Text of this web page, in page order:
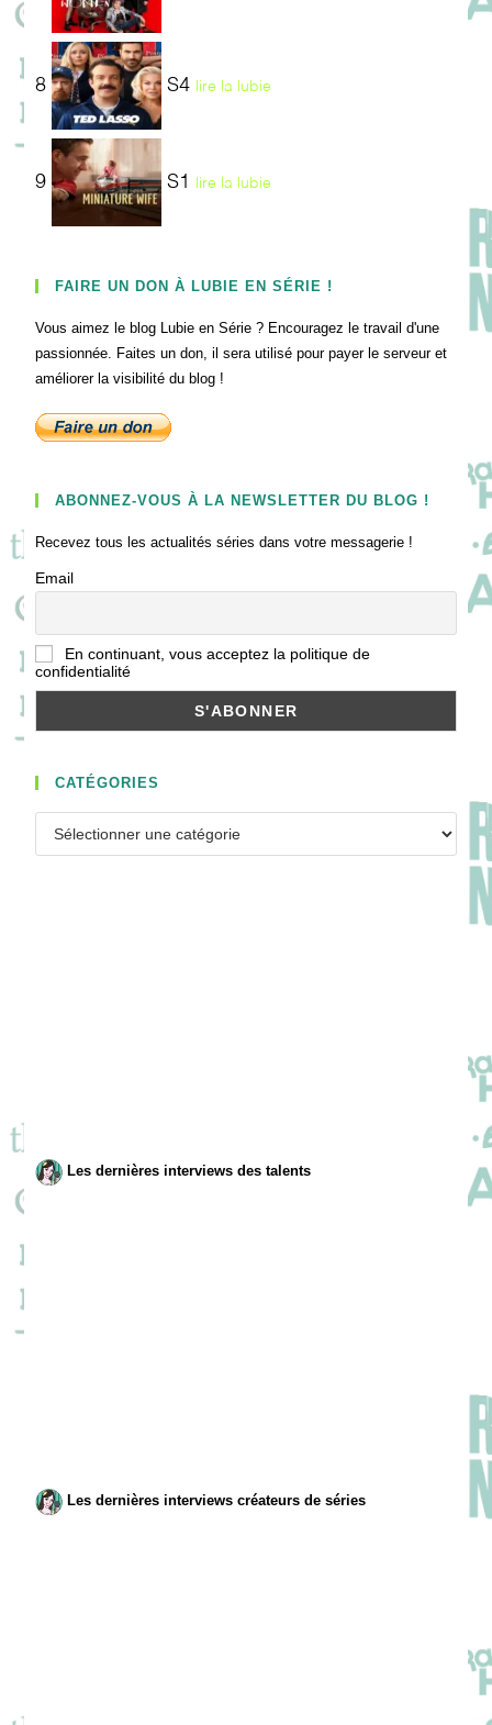
8 S4 lire la lubie
9 S1 lire la lubie
FAIRE UN DON À LUBIE EN SÉRIE !
Vous aimez le blog Lubie en Série ? Encouragez le travail d'une
passionnée. Faites un don, il sera utilisé pour payer le serveur et
améliorer la visibilité du blog !
ABONNEZ-VOUS À LA NEWSLETTER DU BLOG !
Recevez tous les actualités séries dans votre messagerie !
Email
En continuant, vous acceptez la politique de
confidentialité
CATÉGORIES
Les dernières interviews des talents
Les dernières interviews créateurs de séries